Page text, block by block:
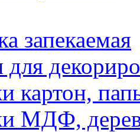
запекаемая
картон,
МДФ,